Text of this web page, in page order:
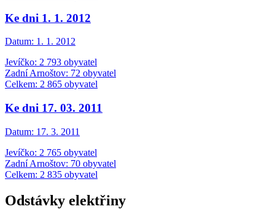
Ke dni 1. 1. 2012
Datum: 1. 1. 2012
Jevíčko: 2 793 obyvatel
Zadní Arnoštov: 72 obyvatel
Celkem: 2 865 obyvatel
Ke dni 17. 03. 2011
Datum: 17. 3. 2011
Jevíčko: 2 765 obyvatel
Zadní Arnoštov: 70 obyvatel
Celkem: 2 835 obyvatel
Odstávky elektřiny